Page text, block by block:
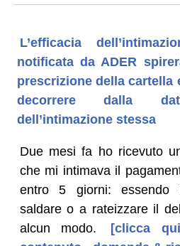
L’efficacia
notificata da ADER
prescrizione della cartella
decorrere dalla
dell’intimazione stessa
Due mesi fa ho ricevuto
che mi intimava il
entro 5 giorni: essendo
saldare o a rateizzare il
alcun modo.
[clicca